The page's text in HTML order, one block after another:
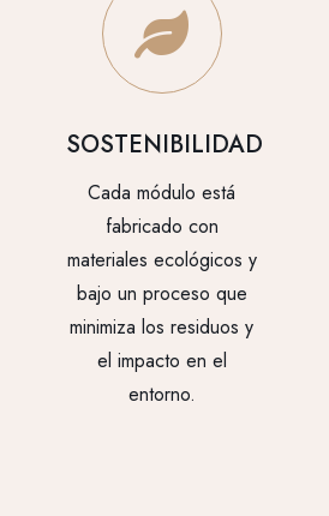
SOSTENIBILIDAD
Cada módulo está
fabricado con
materiales ecológicos y
bajo un proceso que
minimiza los residuos y
el impacto en el
entorno.